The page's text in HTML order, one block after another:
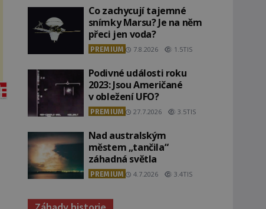
Co zachycují tajemné
snímky Marsu? Je na něm
přeci jen voda?
PREMIUM 7.8.2026 1.5TIS
Podivné události roku
2023: Jsou Američané
v obležení UFO?
PREMIUM 27.7.2026 3.5TIS
Nad australským
městem „tančila“
záhadná světla
PREMIUM 4.7.2026 3.4TIS